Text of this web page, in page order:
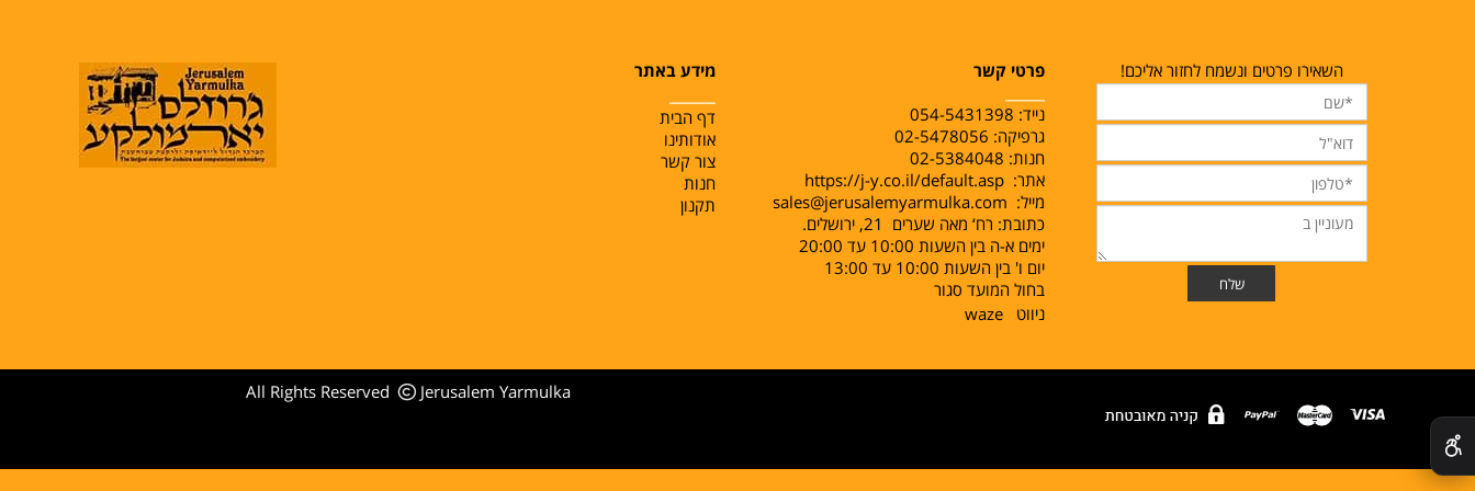
השאירו פרטים ונשמח לחזור אליכם!
פרטי קשר
נייד: 054-5431398
גרפיקה: 02-5478056
חנות: 02-5384048
אתר: https://j-y.co.il/default.asp
מייל: sales@jerusalemyarmulka.com
כתובת: רח‘ מאה שערים 21, ירושלים.
ימים א-ה בין השעות 10:00 עד 20:00
יום ו' בין השעות 10:00 עד 13:00
בחול המועד סגור
ניווט
waze
מידע באתר
דף הבית
אודותינו
צור קשר
חנות
תקנון
All Rights Reserved Jerusalem Yarmulka